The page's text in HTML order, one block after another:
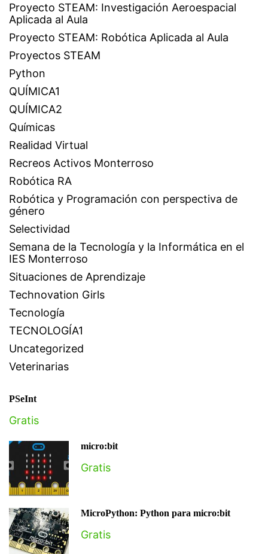
Proyecto STEAM: Investigación Aeroespacial
Aplicada al Aula
Proyecto STEAM: Robótica Aplicada al Aula
Proyectos STEAM
Python
QUÍMICA1
QUÍMICA2
Químicas
Realidad Virtual
Recreos Activos Monterroso
Robótica RA
Robótica y Programación con perspectiva de
género
Selectividad
Semana de la Tecnología y la Informática en el
IES Monterroso
Situaciones de Aprendizaje
Technovation Girls
Tecnología
TECNOLOGÍA1
Uncategorized
Veterinarias
PSeInt
Gratis
micro:bit
Gratis
MicroPython: Python para micro:bit
Gratis